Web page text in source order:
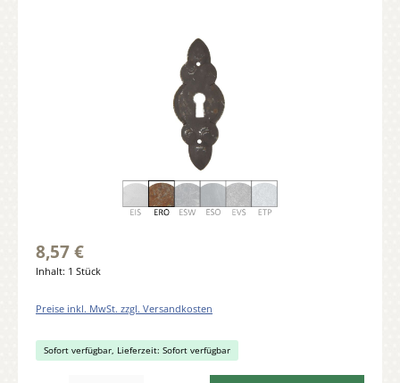
8,57 €
Inhalt: 1 Stück
Preise inkl. MwSt. zzgl. Versandkosten
Sofort verfügbar, Lieferzeit: Sofort verfügbar